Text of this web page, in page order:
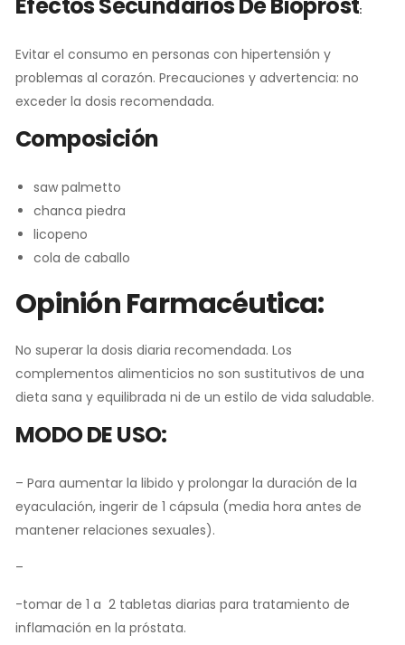
:
Evitar el consumo en personas con hipertensión y
problemas al corazón. Precauciones y advertencia: no
exceder la dosis recomendada.
Composición
saw palmetto
chanca piedra
licopeno
cola de caballo
Opinión Farmacéutica:
No superar la dosis diaria recomendada. Los
complementos alimenticios no son sustitutivos de una
dieta sana y equilibrada ni de un estilo de vida saludable.
MODO DE USO:
– Para aumentar la libido y prolongar la duración de la
eyaculación, ingerir de 1 cápsula (media hora antes de
mantener relaciones sexuales).
–
-tomar de 1 a 2 tabletas diarias para tratamiento de
inflamación en la próstata.